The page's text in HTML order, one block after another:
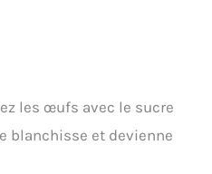
les œufs avec le sucre
blanchisse et devienne